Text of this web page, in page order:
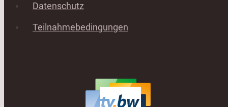
Datenschutz
Teilnahmebedingungen